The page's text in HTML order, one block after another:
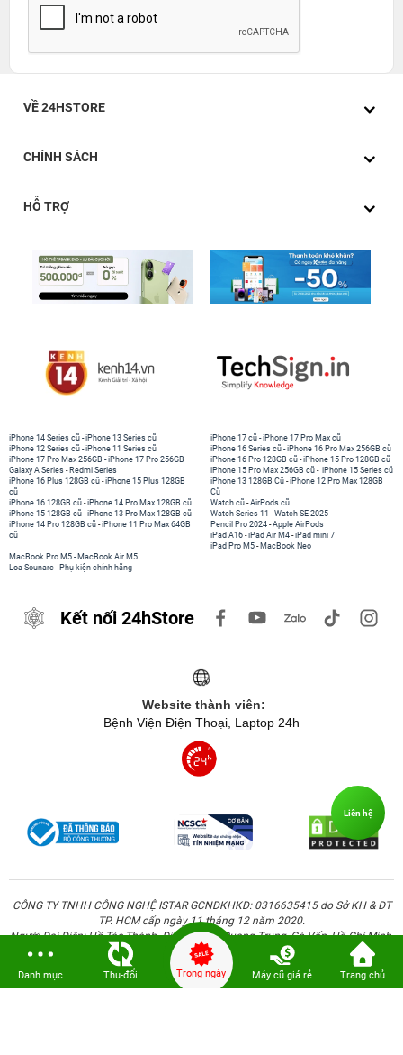
VỀ 24HSTORE
CHÍNH SÁCH
HỖ TRỢ
iPhone 14 Series cũ -iPhone 13 Series cũ
iPhone 12 Series cũ -iPhone 11 Series cũ
iPhone 17 Pro Max 256GB -iPhone 17 Pro 256GB
Galaxy A Series - Redmi Series
iPhone 17 cũ -iPhone 17 Pro Max cũ
iPhone 16 Series cũ - iPhone 16 Pro Max 256GB cũ
iPhone 16 Pro 128GB cũ -iPhone 15 Pro 128GB cũ
iPhone 15 Pro Max 256GB cũ - iPhone 15 Series cũ
iPhone 16 Plus 128GB cũ -iPhone 15 Plus 128GB
cũ
iPhone 16 128GB cũ -iPhone 14 Pro Max 128GB cũ
iPhone 15 128GB cũ -iPhone 13 Pro Max 128GB cũ
iPhone 14 Pro 128GB cũ -iPhone 11 Pro Max 64GB
cũ
iPhone 13 128GB Cũ -iPhone 12 Pro Max 128GB
Cũ
Watch cũ -AirPods cũ
Watch Series 11 -Watch SE 2025
Pencil Pro 2024 -Apple AirPods
iPad A16 -iPad Air M4 -iPad mini 7
iPad Pro M5 - MacBook Neo
MacBook Pro M5 - MacBook Air M5
Loa Sounarc - Phụ kiện chính hãng
Kết nối 24hStore
Website thành viên:
Bệnh Viện Điện Thoại, Laptop 24h
CÔNG TY TNHH CÔNG NGHỆ ISTAR GCNDKHKD: 0316635415 do Sở KH & ĐT
TP. HCM cấp ngày 11 tháng 12 năm 2020.
Người Đại Diện: Hồ Tác Thành. Địa chỉ: 389 Quang Trung, Gò Vấp, Hồ Chí Minh.
Danh mục Thu-đổi Trong ngày Máy cũ giá rẻ Trang chủ
Liên hệ